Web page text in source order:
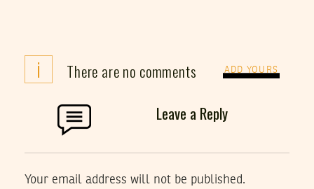
i There are no comments ADD YOURS
Leave a Reply
Your email address will not be published.